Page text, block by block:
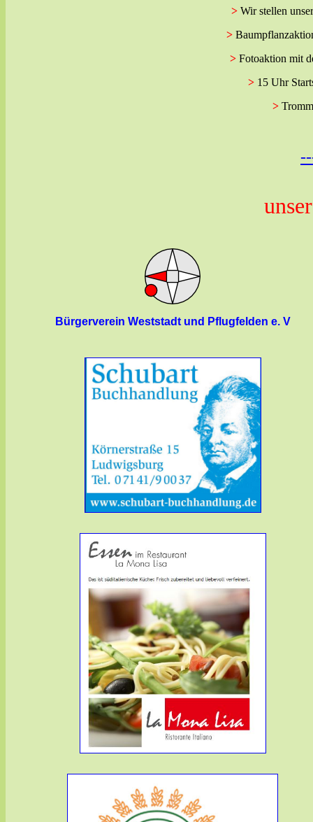
> Wir stellen
>
> Fotoaktion mit
> 15 Uhr
>
Bürgerverein Weststadt und Pflugfelden e. V